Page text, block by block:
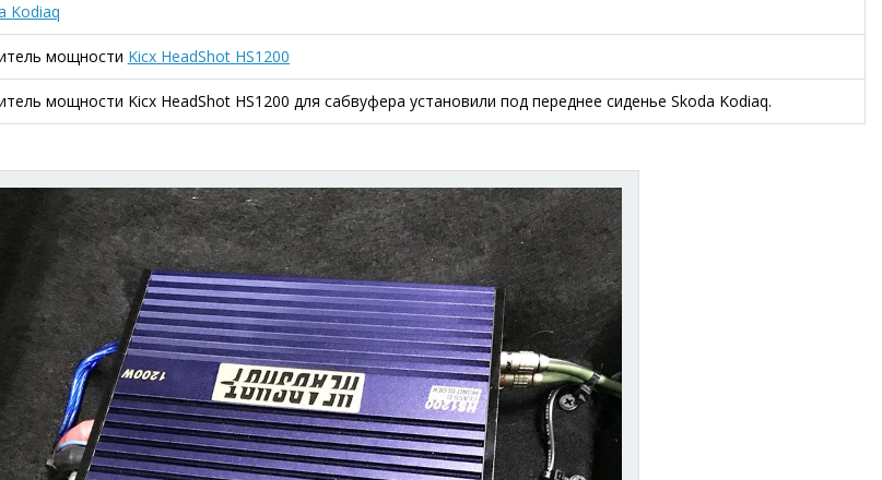
Kodiaq
мощности Kicx HeadShot HS1200
мощности Kicx HeadShot HS1200 для сабвуфера установили под переднее сиденье Skoda Kodiaq.